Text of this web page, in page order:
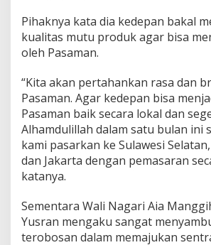
Pihaknya kata dia kedepan bakal
kualitas mutu produk agar bisa
oleh Pasaman.
“Kita akan pertahankan rasa dan
Pasaman. Agar kedepan bisa
Pasaman baik secara lokal dan
Alhamdulillah dalam satu bulan ini
kami pasarkan ke Sulawesi
dan Jakarta dengan pemasaran
katanya.
Sementara Wali Nagari Aia
Yusran mengaku sangat
terobosan dalam memajukan